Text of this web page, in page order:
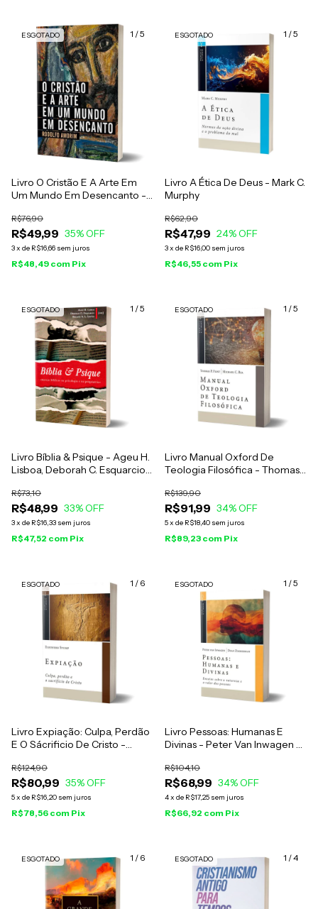
1 /5
ESGOTADO
Livro O Cristão E A Arte Em
Um Mundo Em Desencanto -
R$49,99
R$76,90
35% OFF
3x de R$16,66 sem juros
R$48,49 com Pix
1 /5
ESGOTADO
Livro A Ética De Deus - Mark C.
Murphy
R$47,99
R$62,90
24% OFF
3x de R$16,00 sem juros
R$46,55 com Pix
1 /5
ESGOTADO
Livro Bíblia & Psique - Ageu H.
Lisboa, Deborah C. Esquarcio
R$48,99
R$73,10
33% OFF
3x de R$16,33 sem juros
R$47,52 com Pix
1 /5
ESGOTADO
Livro Manual Oxford De
Teologia Filosófica - Thomas
R$91,99
R$139,90
34% OFF
5x de R$18,40 sem juros
R$89,23 com Pix
1 / 6
ESGOTADO
Livro Expiação: Culpa, Perdão
E O Sácrificio De Cristo -
R$80,99
R$124,90
35% OFF
5x de R$16,20 sem juros
R$78,56 com Pix
1 /5
ESGOTADO
Livro Pessoas: Humanas E
Divinas - Peter Van Inwagen E
R$68,99
R$104,10
34% OFF
4x de R$17,25 sem juros
R$66,92 com Pix
1 / 6
ESGOTADO 1 /4
ESGOTADO